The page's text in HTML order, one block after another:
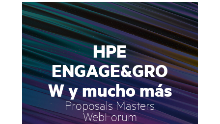
HPE
ENGAGE&GRO
W y mucho más
Proposals Masters
WebForum